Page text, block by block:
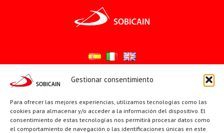
Gestionar consentimiento
Para ofrecer las mejores experiencias, utilizamos tecnologías como las
cookies para almacenar y/o acceder a la información del dispositivo. El
consentimiento de estas tecnologías nos permitirá procesar datos como
el comportamiento de navegación o las identificaciones únicas en este
YouTube
X Facebook